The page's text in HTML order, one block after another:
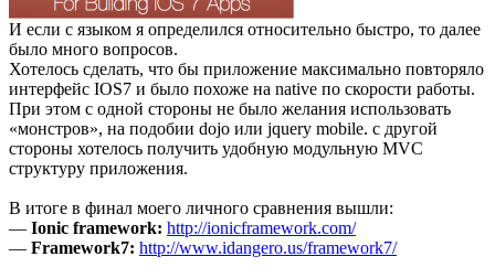
И если с языком я определился относительно быстро, то далее
было много вопросов.
Хотелось сделать, что бы приложение максимально повторяло
интерфейс IOS7 и было похоже на native по скорости работы.
При этом с одной стороны не было желания использовать
«монстров», на подобии dojo или jquery mobile. c другой
стороны хотелось получить удобную модульную MVC
структуру приложения.
В итоге в финал моего личного сравнения вышли:
— Ionic framework: http://ionicframework.com/
— Framework7: http://www.idangero.us/framework7/